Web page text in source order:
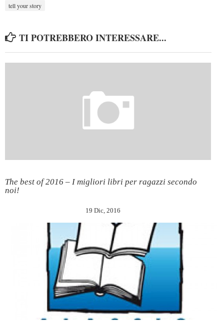
tell your story
TI POTREBBERO INTERESSARE...
The best of 2016 – I migliori libri per ragazzi secondo
noi!
19 Dic, 2016